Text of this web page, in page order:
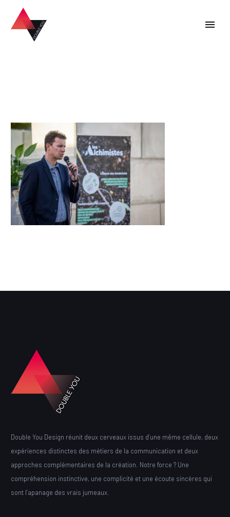
Double You Design réunit deux cerveaux issus d’une même cellule, deux
expériences distinctes des métiers de la communication et deux
approches complémentaires de la création. Notre force ? Une
compréhension instinctive, une complicité et une écoute sincères qui
sont l’apanage des vrais jumeaux.